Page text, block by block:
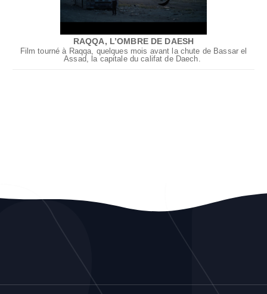
RAQQA, L’OMBRE DE DAESH
Film tourné à Raqqa, quelques mois avant la chute de Bassar el
Assad, la capitale du califat de Daech.